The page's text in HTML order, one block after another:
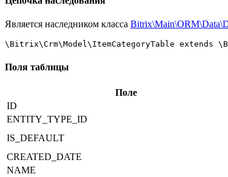
Является наследником класса
\Bitrix\Crm\Model\ItemCategoryTable extends
Поля таблицы
Поле
ID
ENTITY_TYPE_ID
IS_DEFAULT
CREATED_DATE
NAME